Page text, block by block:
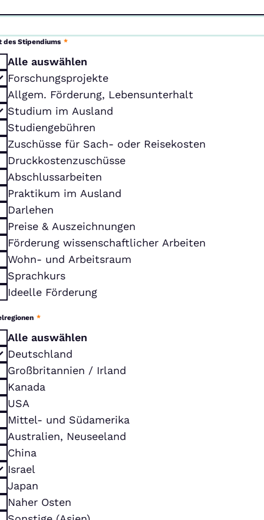
des Stipendiums *
Alle auswählen
Forschungsprojekte
Allgem. Förderung, Lebensunterhalt
Studium im Ausland
Studiengebühren
Zuschüsse für Sach- oder Reisekosten
Druckkostenzuschüsse
Abschlussarbeiten
Praktikum im Ausland
Darlehen
Preise & Auszeichnungen
Förderung wissenschaftlicher Arbeiten
Wohn- und Arbeitsraum
Sprachkurs
Ideelle Förderung
*
Alle auswählen
Deutschland
Großbritannien / Irland
Kanada
USA
Mittel- und Südamerika
Australien, Neuseeland
China
Israel
Japan
Naher Osten